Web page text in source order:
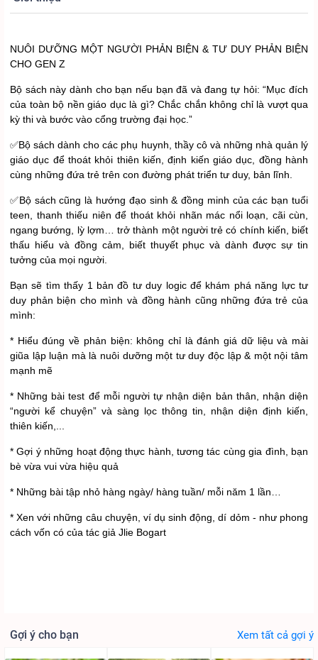
NUÔI DƯỠNG MỘT NGƯỜI PHẢN BIỆN & TƯ DUY PHẢN BIỆN
CHO GEN Z
Bộ sách này dành cho bạn nếu bạn đã và đang tự hỏi: “Mục đích
của toàn bộ nền giáo dục là gì? Chắc chắn không chỉ là vượt qua
kỳ thi và bước vào cổng trường đại học.”
✅Bộ sách dành cho các phụ huynh, thầy cô và những nhà quản lý
giáo dục để thoát khỏi thiên kiến, định kiến giáo dục, đồng hành
cùng những đứa trẻ trên con đường phát triển tư duy, bản lĩnh.
✅Bộ sách cũng là hướng đạo sinh & đồng minh của các bạn tuổi
teen, thanh thiếu niên để thoát khỏi nhãn mác nổi loạn, cãi cùn,
ngang bướng, lỳ lợm… trở thành một người trẻ có chính kiến, biết
thấu hiểu và đồng cảm, biết thuyết phục và dành được sự tin
tưởng của mọi người.
Bạn sẽ tìm thấy 1 bản đồ tư duy logic để khám phá năng lực tư
duy phản biện cho mình và đồng hành cũng những đứa trẻ của
mình:
* Hiểu đúng về phản biện: không chỉ là đánh giá dữ liệu và mài
giũa lập luận mà là nuôi dưỡng một tư duy độc lập & một nội tâm
mạnh mẽ
* Những bài test để mỗi người tự nhận diện bản thân, nhận diện
“người kể chuyện” và sàng lọc thông tin, nhận diện định kiến,
thiên kiến,...
* Gợi ý những hoạt động thực hành, tương tác cùng gia đình, bạn
bè vừa vui vừa hiệu quả
* Những bài tập nhỏ hàng ngày/ hàng tuần/ mỗi năm 1 lần…
* Xen với những câu chuyện, ví dụ sinh động, dí dỏm - như phong
cách vốn có của tác giả Jlie Bogart
Gợi ý cho bạn Xem tất cả gợi ý